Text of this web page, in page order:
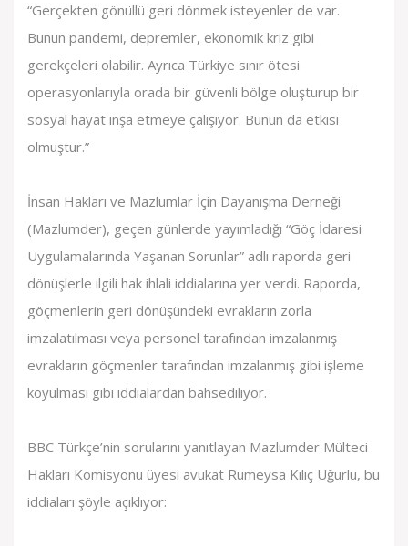
“Gerçekten gönüllü geri dönmek isteyenler de var.
Bunun pandemi, depremler, ekonomik kriz gibi
gerekçeleri olabilir. Ayrıca Türkiye sınır ötesi
operasyonlarıyla orada bir güvenli bölge oluşturup bir
sosyal hayat inşa etmeye çalışıyor. Bunun da etkisi
olmuştur.”
İnsan Hakları ve Mazlumlar İçin Dayanışma Derneği
(Mazlumder), geçen günlerde yayımladığı “Göç İdaresi
Uygulamalarında Yaşanan Sorunlar” adlı raporda geri
dönüşlerle ilgili hak ihlali iddialarına yer verdi. Raporda,
göçmenlerin geri dönüşündeki evrakların zorla
imzalatılması veya personel tarafından imzalanmış
evrakların göçmenler tarafından imzalanmış gibi işleme
koyulması gibi iddialardan bahsediliyor.
BBC Türkçe’nin sorularını yanıtlayan Mazlumder Mülteci
Hakları Komisyonu üyesi avukat Rumeysa Kılıç Uğurlu, bu
iddiaları şöyle açıklıyor: